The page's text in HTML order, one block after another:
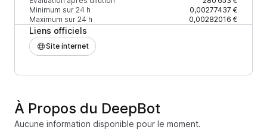
Minimum sur 24 h
0,00277437 €
Maximum sur 24 h
0,00282016 €
Liens officiels
Site internet
À Propos du DeepBot
Aucune information disponible pour le moment.